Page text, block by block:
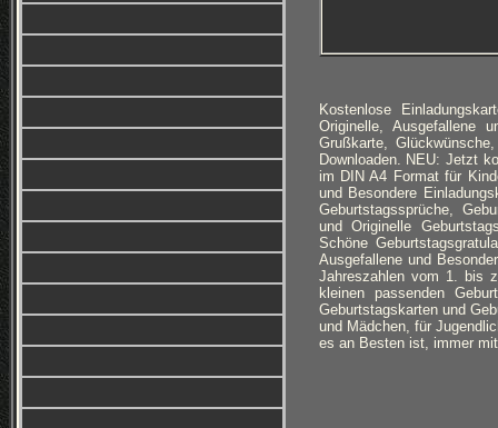
Kostenlose
Originelle, Ausgefallene
Grußkarte,
Downloaden. NEU: Jetzt
im DIN A4 Format für
und Besondere
Geburtstagssprüche,
und Originelle
Schöne
Ausgefallene und
Jahreszahlen vom 1. bis
kleinen passenden
Geburtstagskarten und
und Mädchen, für
es an Besten ist, immer